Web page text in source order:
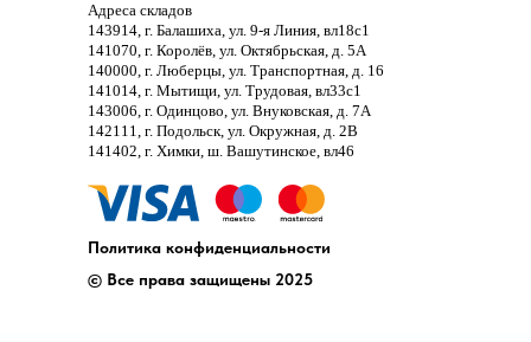
Текст про настройку оборудования
НАСТРОЙКА
Специалисты нашей компании проводят
тщательный расчет необходимой
производительности системы, определяют тип и
размеры воздуховодов, вентиляционных блоков и
фильтров, чтобы система вентиляции работала
максимально эффективно и экономично.
Адреса складов
143914, г. Балашиха, ул. 9-я Линия, вл18с1
141070, г. Королёв, ул. Октябрьская, д. 5А
140000, г. Люберцы, ул. Транспортная, д. 16
141014, г. Мытищи, ул. Трудовая, вл33с1
143006, г. Одинцово, ул. Внуковская, д. 7А
142111, г. Подольск, ул. Окружная, д. 2В
141402, г. Химки, ш. Вашутинское, вл46
© Все права защищены 2025
Политика конфиденциальности